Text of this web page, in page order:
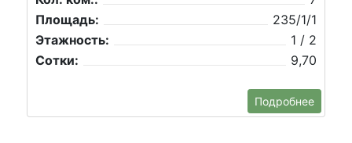
Площадь:
235/1/1
Этажность:
1 / 2
Сотки:
9,70
Подробнее